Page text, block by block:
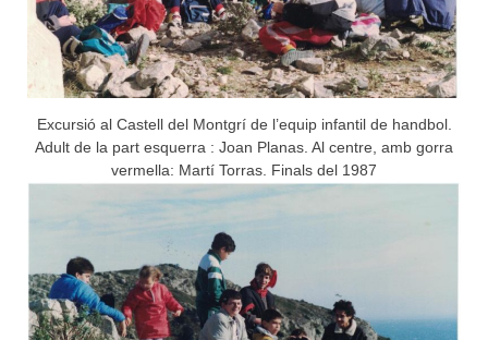
Excursió al Castell del Montgrí de l’equip infantil de handbol.
Adult de la part esquerra : Joan Planas. Al centre, amb gorra
vermella: Martí Torras. Finals del 1987